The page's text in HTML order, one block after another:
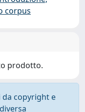
corpus
prodotto.
copyright e